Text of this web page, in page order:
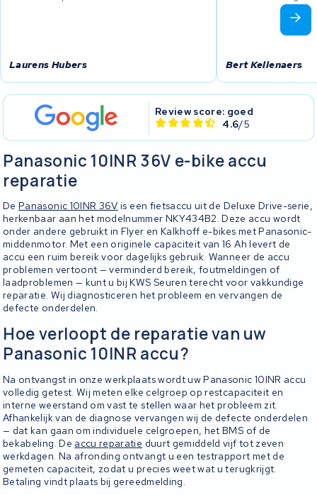
Laurens Hubers Bert Kellenaers
Review score: goed
4.6/5
Panasonic 10INR 36V e-bike accu
reparatie
DePanasonic 10INR 36V is een fietsaccu uit de Deluxe Drive-serie,
herkenbaar aan het modelnummer NKY434B2. Deze accu wordt
onder andere gebruikt in Flyer en Kalkhoff e-bikes met Panasonic-
middenmotor. Met een originele capaciteit van 16 Ah levert de
accu een ruim bereik voor dagelijks gebruik. Wanneer de accu
problemen vertoont — verminderd bereik, foutmeldingen of
laadproblemen — kunt u bij KWS Seuren terecht voor vakkundige
reparatie. Wij diagnosticeren het probleem en vervangen de
defecte onderdelen.
Hoe verloopt de reparatie van uw
Panasonic 10INR accu?
Na ontvangst in onze werkplaats wordt uw Panasonic 10INR accu
volledig getest. Wij meten elke celgroep op restcapaciteit en
interne weerstand om vast te stellen waar het probleem zit.
Afhankelijk van de diagnose vervangen wij de defecte onderdelen
— dat kan gaan om individuele celgroepen, het BMS of de
bekabeling. De accu reparatie duurt gemiddeld vijf tot zeven
werkdagen. Na afronding ontvangt u een testrapport met de
gemeten capaciteit, zodat u precies weet wat u terugkrijgt.
Betaling vindt plaats bij gereedmelding.